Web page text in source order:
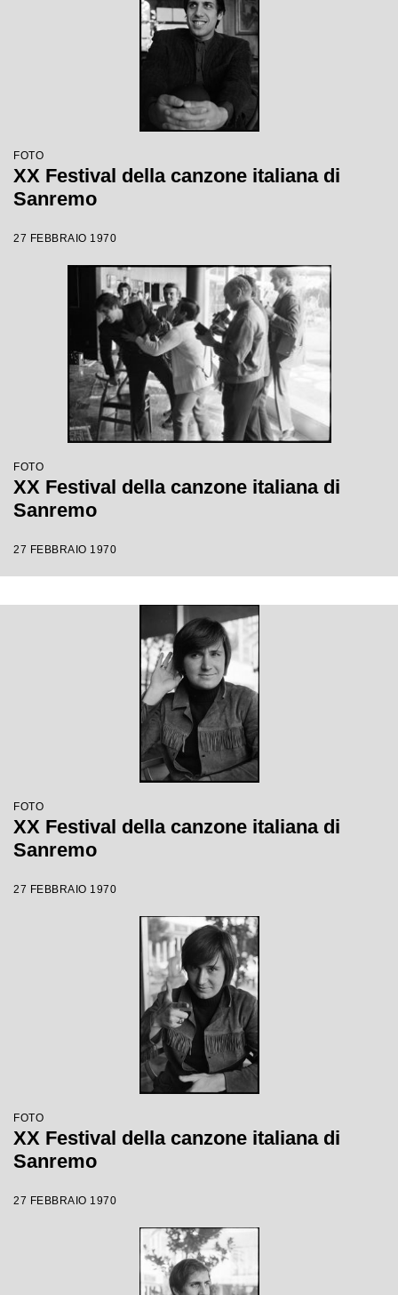
FOTO
XX Festival della canzone italiana di
Sanremo
27 FEBBRAIO 1970
FOTO
XX Festival della canzone italiana di
Sanremo
27 FEBBRAIO 1970
FOTO
XX Festival della canzone italiana di
Sanremo
27 FEBBRAIO 1970
FOTO
XX Festival della canzone italiana di
Sanremo
27 FEBBRAIO 1970